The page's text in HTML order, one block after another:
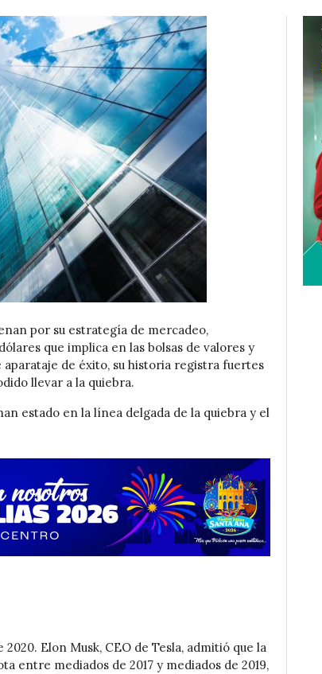
por su estrategía de mercadeo,
que implica en las bolsas de valores y
de éxito, su historia registra fuertes
llevar a la quiebra.
estado en la línea delgada de la quiebra y el
Elon Musk, CEO de Tesla, admitió que la
entre mediados de 2017 y mediados de 2019,